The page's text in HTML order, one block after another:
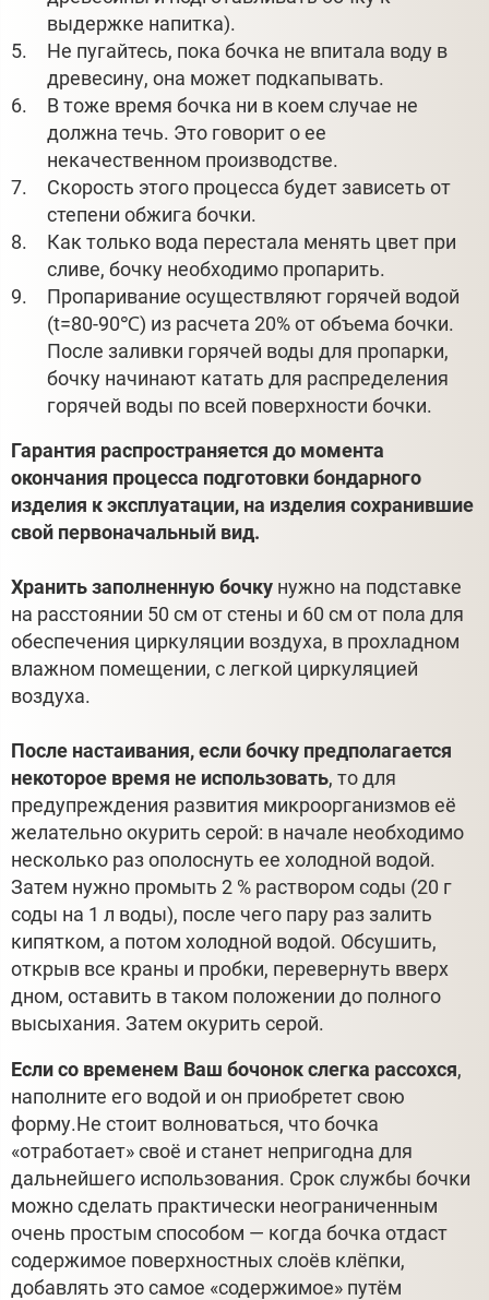
выдержке напитка).
Не пугайтесь, пока бочка не впитала воду в
древесину, она может подкапывать.
В тоже время бочка ни в коем случае не
должна течь. Это говорит о ее
некачественном производстве.
Скорость этого процесса будет зависеть от
степени обжига бочки.
Как только вода перестала менять цвет при
сливе, бочку необходимо пропарить.
Пропаривание осуществляют горячей водой
(t=80-90℃) из расчета 20% от объема бочки.
После заливки горячей воды для пропарки,
бочку начинают катать для распределения
горячей воды по всей поверхности бочки.
Гарантия распространяется до момента
окончания процесса подготовки бондарного
изделия к эксплуатации, на изделия сохранившие
свой первоначальный вид.
Хранить заполненную бочку нужно на подставке
на расстоянии 50 см от стены и 60 см от пола для
обеспечения циркуляции воздуха, в прохладном
влажном помещении, с легкой циркуляцией
воздуха.
После настаивания, если бочку предполагается
некоторое время не использовать, то для
предупреждения развития микроорганизмов её
желательно окурить серой: в начале необходимо
несколько раз ополоснуть ее холодной водой.
Затем нужно промыть 2 % раствором соды (20 г
соды на 1 л воды), после чего пару раз залить
кипятком, а потом холодной водой. Обсушить,
открыв все краны и пробки, перевернуть вверх
дном, оставить в таком положении до полного
высыхания. Затем окурить серой.
Если со временем Ваш бочонок слегка рассохся,
наполните его водой и он приобретет свою
форму.Не стоит волноваться, что бочка
«отработает» своё и станет непригодна для
дальнейшего использования. Срок службы бочки
можно сделать практически неограниченным
очень простым способом — когда бочка отдаст
содержимое поверхностных слоёв клёпки,
добавлять это самое «содержимое» путём